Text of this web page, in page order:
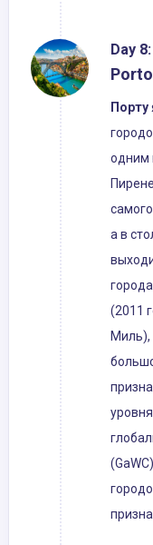
Day 8:
Порту
одним
а в
(2011
Миль),